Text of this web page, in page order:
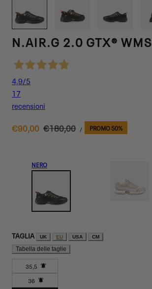
N.AIR.G 2.0 GTX® WMS
4,9/5
17
recensioni
Prezzo
€90,00 Prezzo
€180,00
PREZZO
UNITARIO
/PERPROMO 50%
NERO
TAGLIA UK EU USA CM
Tabella delle taglie
35,5Variante
esaurita
36Variante